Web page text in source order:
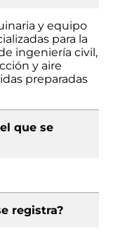
y equipo
para la
ingeniería civil,
y aire
preparadas
que se
registra?